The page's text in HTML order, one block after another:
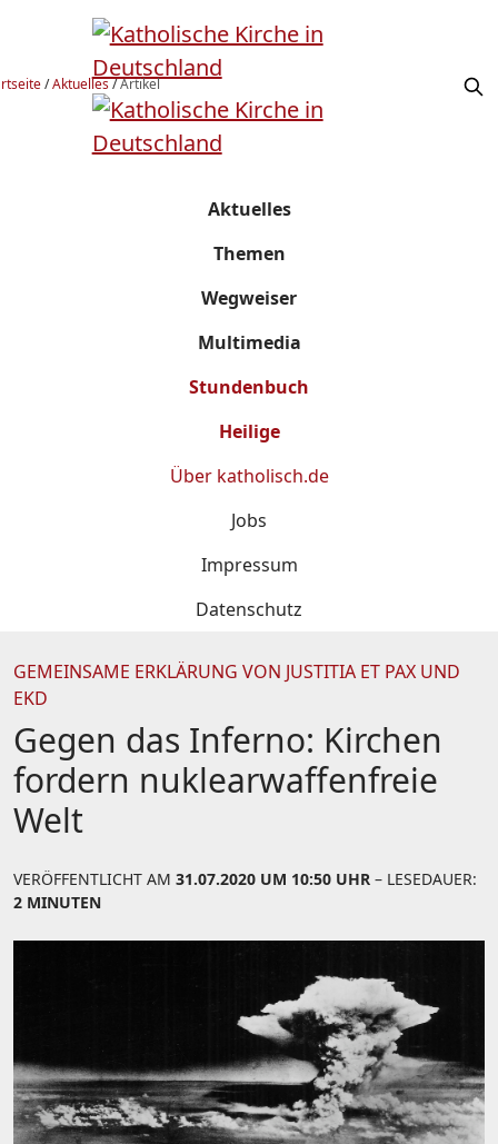
/Aktuelles/Artikel
Aktuelles
Themen
Wegweiser
Multimedia
Stundenbuch
Heilige
Über katholisch.de
Jobs
Impressum
Datenschutz
GEMEINSAME ERKLÄRUNG VON JUSTITIA ET PAX UND
EKD
Gegen das Inferno: Kirchen
fordern nuklearwaffenfreie
Welt
VERÖFFENTLICHT AM 31.07.2020 UM 10:50 UHR – LESEDAUER:
2 MINUTEN